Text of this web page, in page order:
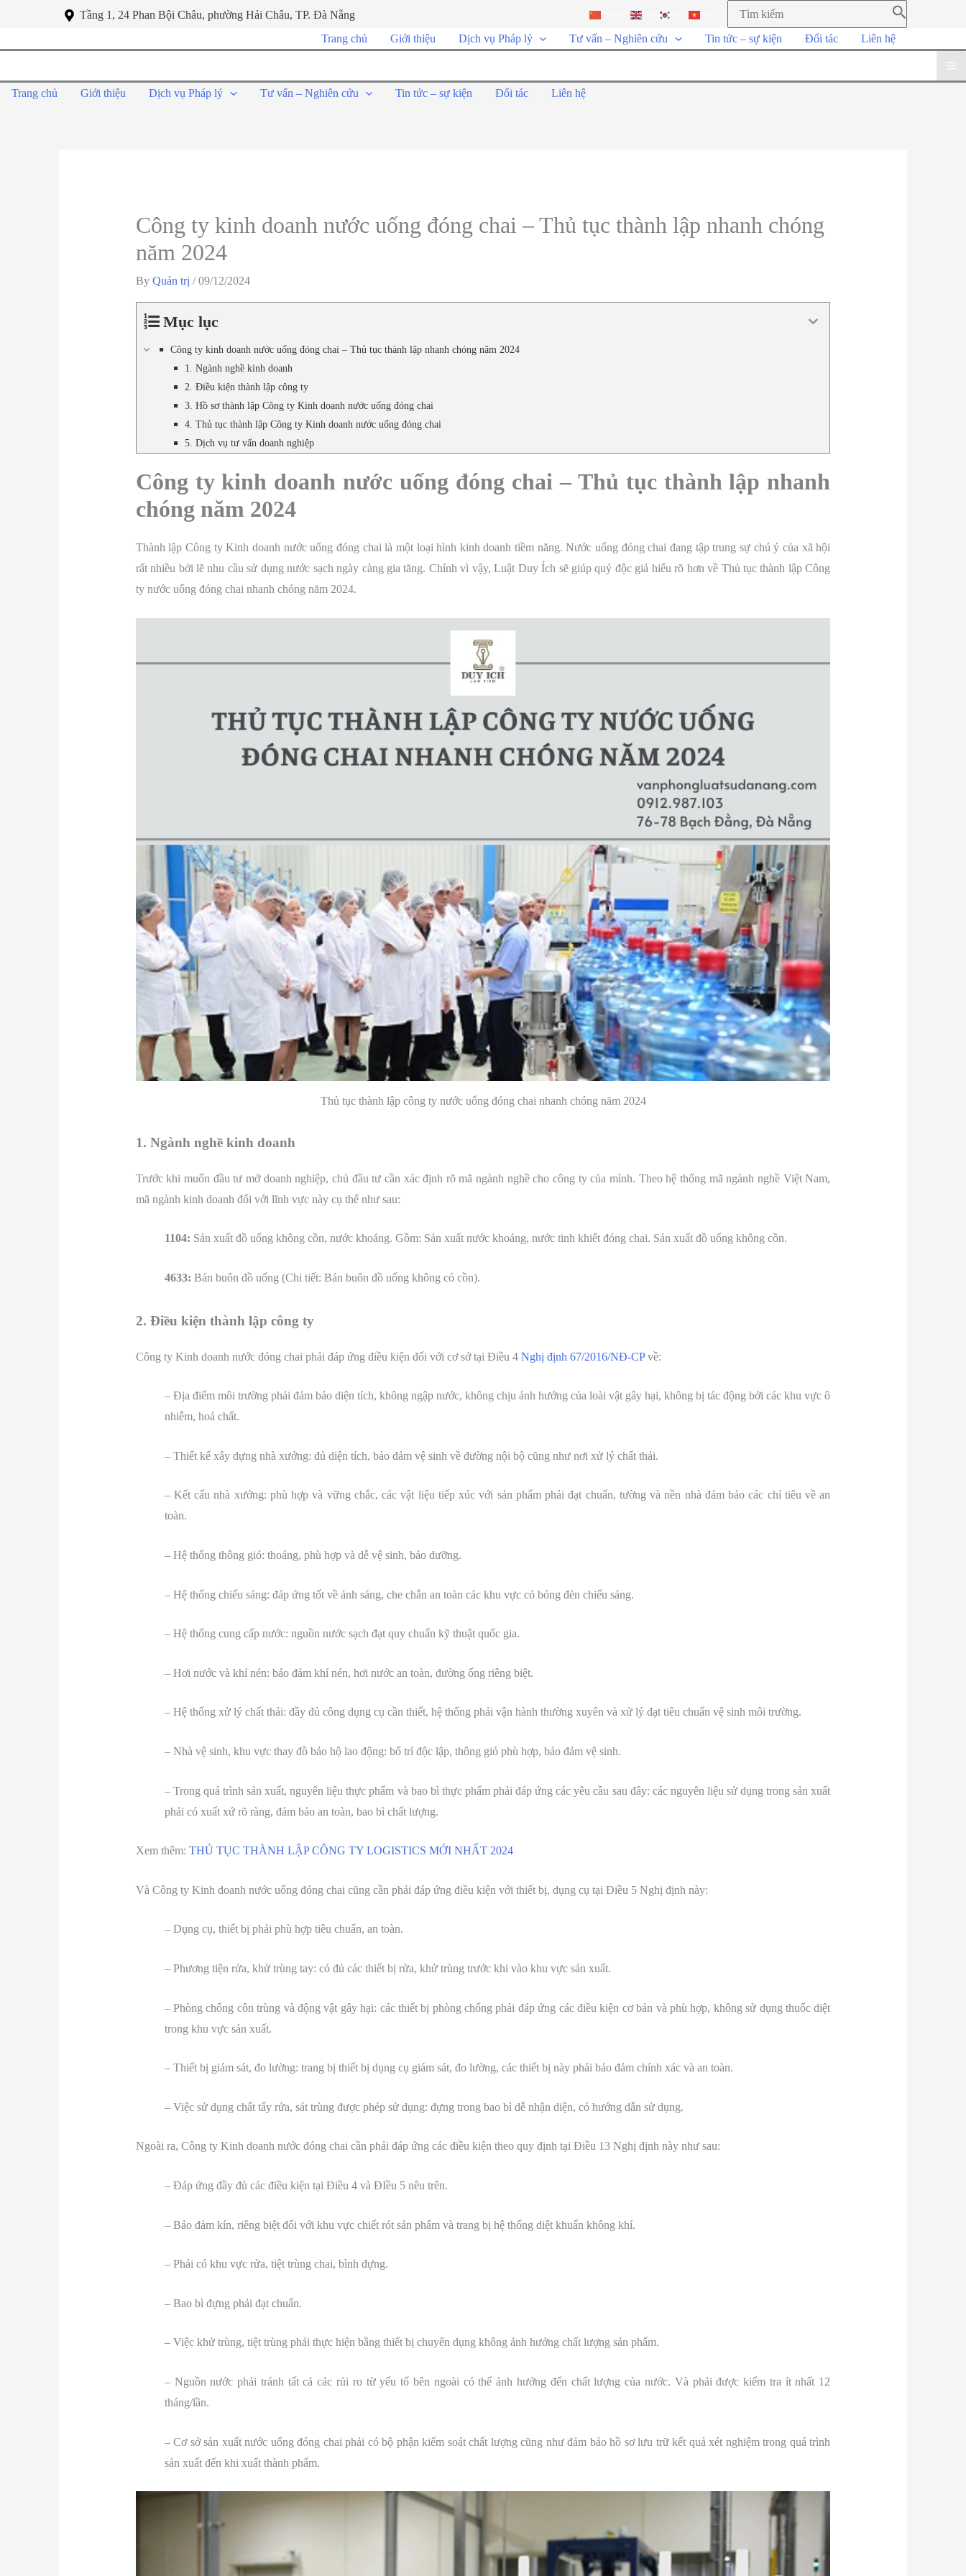
Tầng 1, 24 Phan Bội Châu, phường Hải Châu, TP. Đà Nẵng
Trang chủ Giới thiệu Dịch vụ Pháp lý Tư vấn – Nghiên cứu Tin tức – sự kiện Đối tác Liên hệ
Trang chủ Giới thiệu Dịch vụ Pháp lý Tư vấn – Nghiên cứu Tin tức – sự kiện Đối tác Liên hệ
Công ty kinh doanh nước uống đóng chai – Thủ tục thành lập nhanh chóng
năm 2024
By Quản trị /09/12/2024
Mục lục
Công ty kinh doanh nước uống đóng chai – Thủ tục thành lập nhanh chóng năm 2024
1. Ngành nghề kinh doanh
2. Điều kiện thành lập công ty
3. Hồ sơ thành lập Công ty Kinh doanh nước uống đóng chai
4. Thủ tục thành lập Công ty Kinh doanh nước uống đóng chai
5. Dịch vụ tư vấn doanh nghiệp
Công ty kinh doanh nước uống đóng chai – Thủ tục thành lập nhanh
chóng năm 2024
Thành lập Công ty Kinh doanh nước uống đóng chai là một loại hình kinh doanh tiềm năng. Nước uống đóng chai đang tập trung sự chú ý của xã hội
rất nhiều bởi lẽ nhu cầu sử dụng nước sạch ngày càng gia tăng. Chính vì vậy, Luật Duy Ích sẽ giúp quý độc giả hiểu rõ hơn về Thủ tục thành lập Công
ty nước uống đóng chai nhanh chóng năm 2024.
Thủ tục thành lập công ty nước uống đóng chai nhanh chóng năm 2024
1. Ngành nghề kinh doanh
Trước khi muốn đầu tư mở doanh nghiệp, chủ đầu tư cần xác định rõ mã ngành nghề cho công ty của mình. Theo hệ thống mã ngành nghề Việt Nam,
mã ngành kinh doanh đối với lĩnh vực này cụ thể như sau:
1104: Sản xuất đồ uống không cồn, nước khoáng. Gồm: Sản xuất nước khoáng, nước tinh khiết đóng chai. Sản xuất đồ uống không cồn.
4633: Bán buôn đồ uống (Chi tiết: Bán buôn đồ uống không có cồn).
2. Điều kiện thành lập công ty
Công ty Kinh doanh nước đóng chai phải đáp ứng điều kiện đối với cơ sở tại Điều 4 Nghị định 67/2016/NĐ-CPvề:
– Địa điểm môi trường phải đảm bảo diện tích, không ngập nước, không chịu ảnh hưởng của loài vật gây hại, không bị tác động bởi các khu vực ô
nhiễm, hoá chất.
– Thiết kế xây dựng nhà xưởng: đủ diện tích, bảo đảm vệ sinh về đường nội bộ cũng như nơi xử lý chất thải.
– Kết cấu nhà xưởng: phù hợp và vững chắc, các vật liệu tiếp xúc với sản phẩm phải đạt chuẩn, tường và nền nhà đảm bảo các chỉ tiêu về an
toàn.
– Hệ thống thông gió: thoáng, phù hợp và dễ vệ sinh, bảo dưỡng.
– Hệ thống chiếu sáng: đáp ứng tốt về ánh sáng, che chắn an toàn các khu vực có bóng đèn chiếu sáng.
– Hệ thống cung cấp nước: nguồn nước sạch đạt quy chuẩn kỹ thuật quốc gia.
– Hơi nước và khí nén: bảo đảm khí nén, hơi nước an toàn, đường ống riêng biệt.
– Hệ thống xử lý chất thải: đầy đủ công dụng cụ cần thiết, hệ thống phải vận hành thường xuyên và xử lý đạt tiêu chuẩn vệ sinh môi trường.
– Nhà vệ sinh, khu vực thay đồ bảo hộ lao động: bố trí độc lập, thông gió phù hợp, bảo đảm vệ sinh.
– Trong quá trình sản xuất, nguyên liệu thực phẩm và bao bì thực phẩm phải đáp ứng các yêu cầu sau đây: các nguyên liệu sử dụng trong sản xuất
phải có xuất xứ rõ ràng, đảm bảo an toàn, bao bì chất lượng.
Xem thêm: THỦ TỤC THÀNH LẬP CÔNG TY LOGISTICS MỚI NHẤT 2024
Và Công ty Kinh doanh nước uống đóng chai cũng cần phải đáp ứng điều kiện với thiết bị, dụng cụ tại Điều 5 Nghị định này:
– Dụng cụ, thiết bị phải phù hợp tiêu chuẩn, an toàn.
– Phương tiện rửa, khử trùng tay: có đủ các thiết bị rửa, khử trùng trước khi vào khu vực sản xuất.
– Phòng chống côn trùng và động vật gây hại: các thiết bị phòng chống phải đáp ứng các điều kiện cơ bản và phù hợp, không sử dụng thuốc diệt
trong khu vực sản xuất.
– Thiết bị giám sát, đo lường: trang bị thiết bị dụng cụ giám sát, đo lường, các thiết bị này phải bảo đảm chính xác và an toàn.
– Việc sử dụng chất tẩy rửa, sát trùng được phép sử dụng: đựng trong bao bì dễ nhận diện, có hướng dẫn sử dụng.
Ngoài ra, Công ty Kinh doanh nước đóng chai cần phải đáp ứng các điều kiện theo quy định tại Điều 13 Nghị định này như sau:
– Đáp ứng đầy đủ các điều kiện tại Điều 4 và ĐIều 5 nêu trên.
– Bảo đảm kín, riêng biệt đối với khu vực chiết rót sản phẩm và trang bị hệ thống diệt khuẩn không khí.
– Phải có khu vực rửa, tiệt trùng chai, bình đựng.
– Bao bì đựng phải đạt chuẩn.
– Việc khử trùng, tiệt trùng phải thực hiện bằng thiết bị chuyên dụng không ảnh hưởng chất lượng sản phẩm.
– Nguồn nước phải tránh tất cả các rủi ro từ yếu tố bên ngoài có thể ảnh hưởng đến chất lượng của nước. Và phải được kiểm tra ít nhất 12
tháng/lần.
– Cơ sở sản xuất nước uống đóng chai phải có bộ phận kiểm soát chất lượng cũng như đảm bảo hồ sơ lưu trữ kết quả xét nghiệm trong quá trình
sản xuất đến khi xuất thành phẩm.